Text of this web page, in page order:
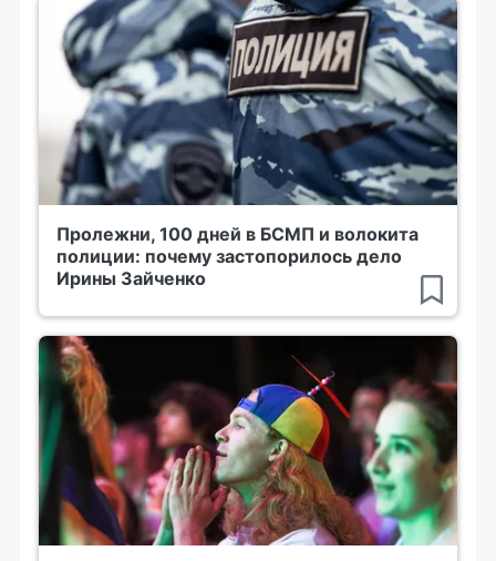
Пролежни, 100 дней в БСМП и волокита
полиции: почему застопорилось дело
Ирины Зайченко